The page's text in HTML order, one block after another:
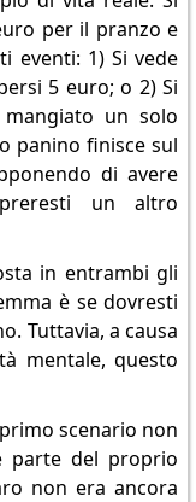
per il pranzo e
eventi: 1) Si vede
5 euro; o 2) Si
un solo
panino finisce sul
di avere
un altro
in entrambi gli
è se dovresti
Tuttavia, a causa
mentale, questo
scenario non
parte del proprio
non era ancora